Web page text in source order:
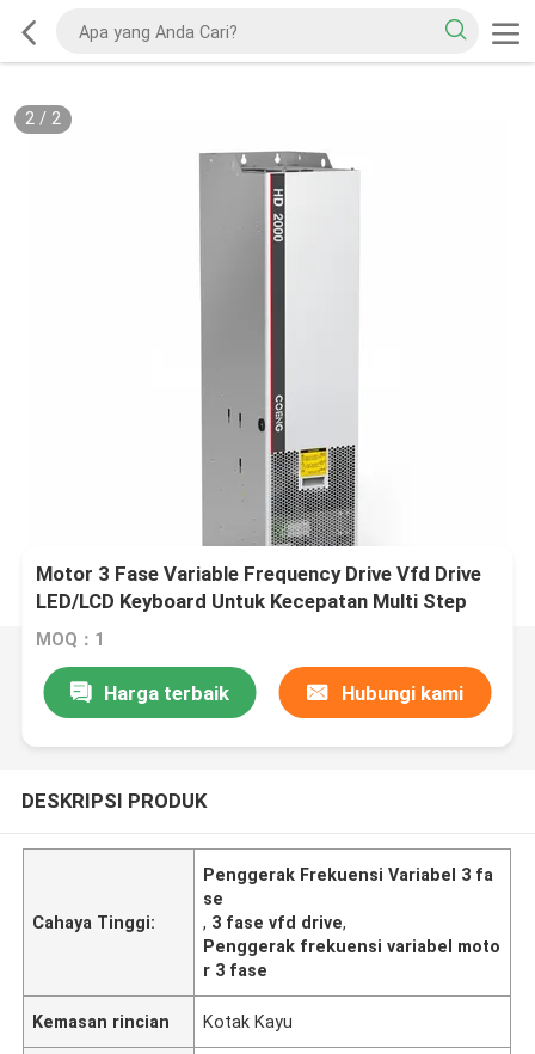
2/ 2
Motor 3 Fase Variable Frequency Drive Vfd Drive
LED/LCD Keyboard Untuk Kecepatan Multi Step
MOQ：1
Harga terbaik Hubungi kami
DESKRIPSI PRODUK
Cahaya Tinggi:
Penggerak Frekuensi Variabel 3 fa
se
, 3 fase vfd drive,
Penggerak frekuensi variabel moto
r 3 fase
Kemasan rincian Kotak Kayu